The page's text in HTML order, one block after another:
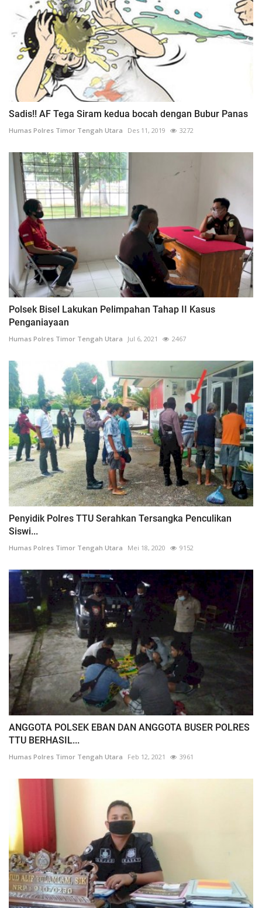
Sadis!! AF Tega Siram kedua bocah dengan Bubur Panas
Humas Polres Timor Tengah Utara Des 11, 2019 3272
Polsek Bisel Lakukan Pelimpahan Tahap II Kasus
Penganiayaan
Humas Polres Timor Tengah Utara Jul 6, 2021 2467
Penyidik Polres TTU Serahkan Tersangka Penculikan
Siswi...
Humas Polres Timor Tengah Utara Mei 18, 2020 9152
ANGGOTA POLSEK EBAN DAN ANGGOTA BUSER POLRES
TTU BERHASIL...
Humas Polres Timor Tengah Utara Feb 12, 2021 3961